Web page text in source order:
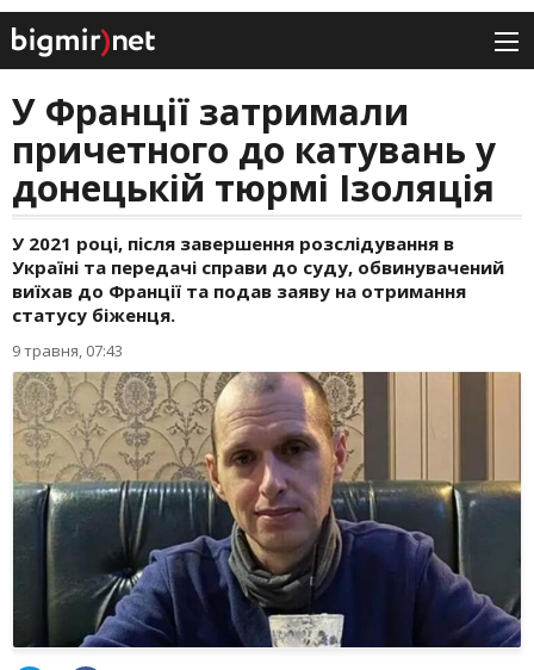
У Франції затримали
причетного до катувань у
донецькій тюрмі Ізоляція
У 2021 році, після завершення розслідування в
Україні та передачі справи до суду, обвинувачений
виїхав до Франції та подав заяву на отримання
статусу біженця.
9 травня, 07:43